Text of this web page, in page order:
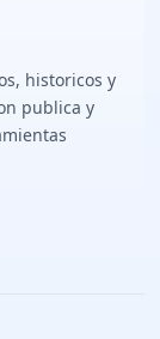
historicos y
publica y